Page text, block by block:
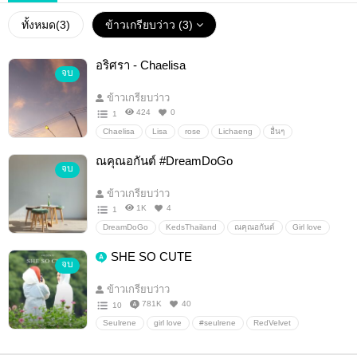
ทั้งหมด(3) ข้าวเกรียบว่าว (3)
จบ
อริศรา - Chaelisa
ข้าวเกรียบว่าว
1 424 0
Chaelisa Lisa rose Lichaeng อื่นๆ
จบ
ณคุณอกันต์ #DreamDoGo
ข้าวเกรียบว่าว
1 1K 4
DreamDoGo KedsThailand ณคุณอกันต์ Girl love
จบ
SHE SO CUTE
ข้าวเกรียบว่าว
10 781K 40
Seulrene girl love #seulrene RedVelvet